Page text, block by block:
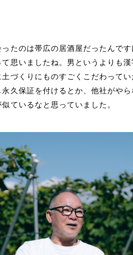
たのは帯広の居酒屋だったんで
思いましたね。男というよりも漢
づくりにものすごくこだわって
久保証を付けるとか、他社がや
ているなと思っていました。